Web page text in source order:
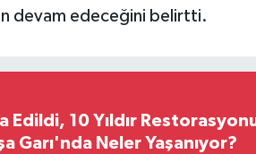
devam edeceğini belirtti.
Edildi, 10 Yıldır
Garı'nda Neler Yaşanıyor?